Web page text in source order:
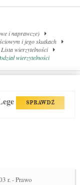
i naprawcze)
i jego skutkach
wierzytelności
wierzytelności
SPRAWDŹ
r. - Prawo